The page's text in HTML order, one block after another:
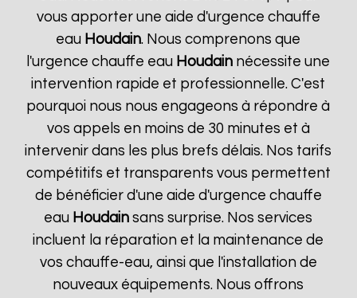
vous apporter une aide d'urgence chauffe
eau Houdain. Nous comprenons que
l'urgence chauffe eau Houdain nécessite une
intervention rapide et professionnelle. C'est
pourquoi nous nous engageons à répondre à
vos appels en moins de 30 minutes et à
intervenir dans les plus brefs délais. Nos tarifs
compétitifs et transparents vous permettent
de bénéficier d'une aide d'urgence chauffe
eau Houdain sans surprise. Nos services
incluent la réparation et la maintenance de
vos chauffe-eau, ainsi que l'installation de
nouveaux équipements. Nous offrons